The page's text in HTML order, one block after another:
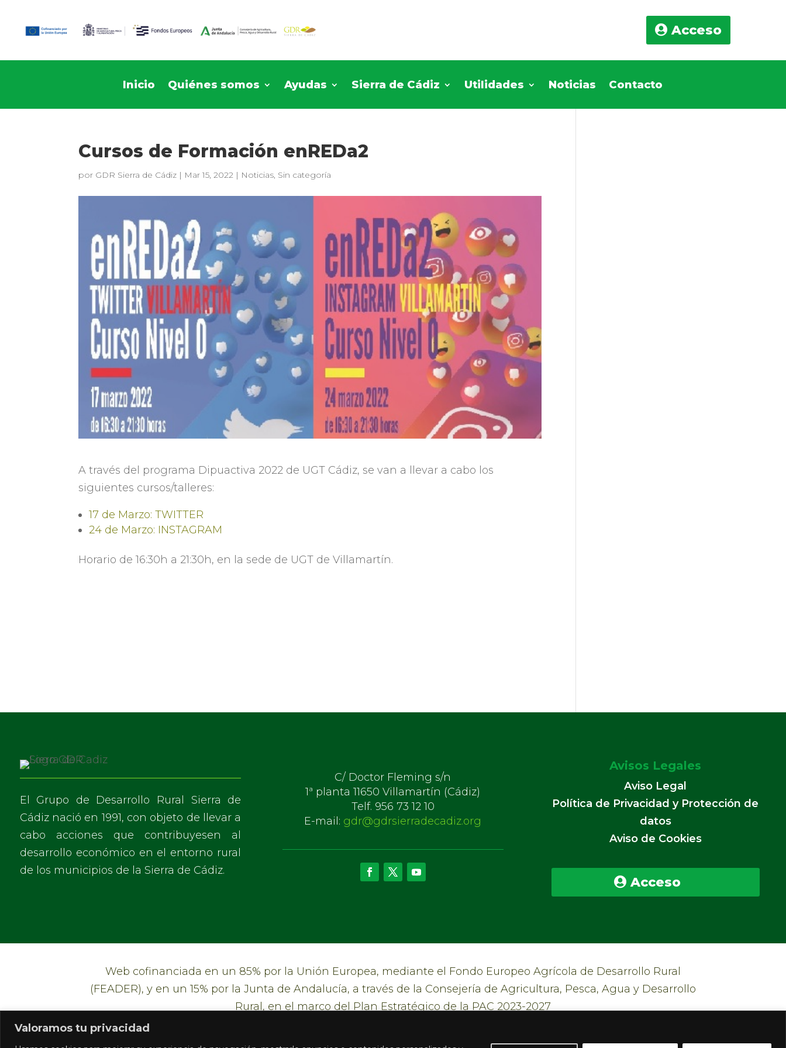
Valoramos tu privacidad
Acceso
Inicio Quiénes somos Ayudas Sierra de Cádiz Utilidades Noticias Contacto
Cursos de Formación enREDa2
por GDR Sierra de Cádiz | Mar 15, 2022 | Noticias, Sin categoría
A través del programa Dipuactiva 2022 de UGT Cádiz, se van a llevar a cabo los
siguientes cursos/talleres:
17 de Marzo: TWITTER
24 de Marzo: INSTAGRAM
Horario de 16:30h a 21:30h, en la sede de UGT de Villamartín.
El Grupo de Desarrollo Rural Sierra de
Cádiz nació en 1991, con objeto de llevar a
cabo acciones que contribuyesen al
desarrollo económico en el entorno rural
de los municipios de la Sierra de Cádiz.
C/ Doctor Fleming s/n
1ª planta 11650 Villamartín (Cádiz)
Telf. 956 73 12 10
E-mail: gdr@gdrsierradecadiz.org
Avisos Legales
Aviso Legal
Política de Privacidad y Protección de
datos
Aviso de Cookies
Acceso
Web cofinanciada en un 85% por la Unión Europea, mediante el Fondo Europeo Agrícola de Desarrollo Rural
(FEADER), y en un 15% por la Junta de Andalucía, a través de la Consejería de Agricultura, Pesca, Agua y Desarrollo
Rural, en el marco del Plan Estratégico de la PAC 2023-2027